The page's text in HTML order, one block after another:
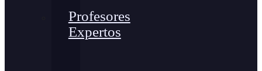
Profesores
Expertos